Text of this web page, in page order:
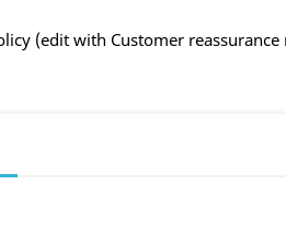
(edit with Customer reassurance